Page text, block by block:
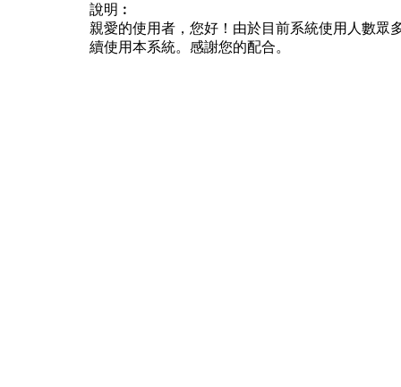
說明︰
親愛的使用者，您好！由於目前系統使用人數眾
續使用本系統。感謝您的配合。